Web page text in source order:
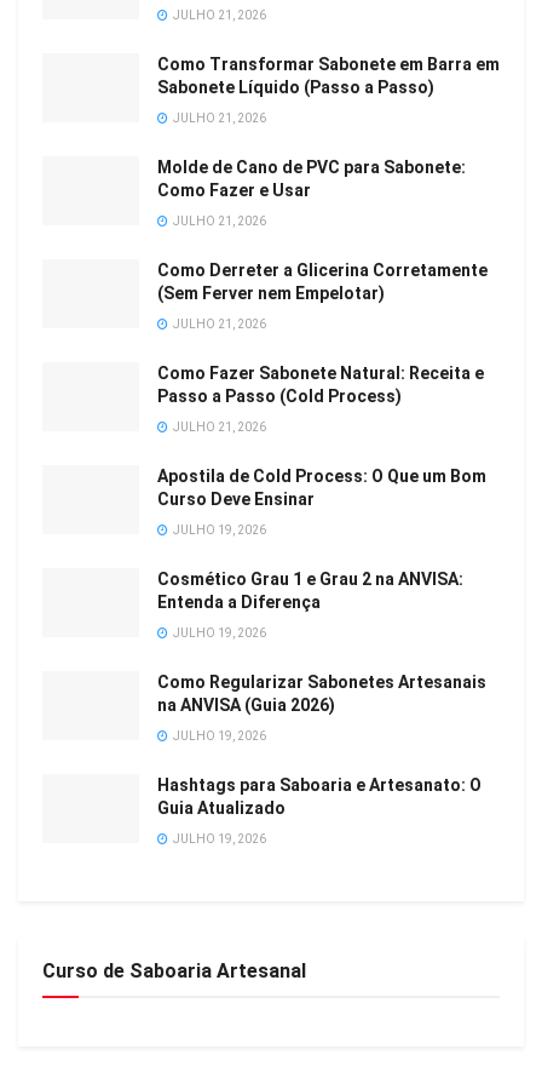
JULHO 21, 2026
Como Transformar Sabonete em Barra em
Sabonete Líquido (Passo a Passo)
JULHO 21, 2026
Molde de Cano de PVC para Sabonete:
Como Fazer e Usar
JULHO 21, 2026
Como Derreter a Glicerina Corretamente
(Sem Ferver nem Empelotar)
JULHO 21, 2026
Como Fazer Sabonete Natural: Receita e
Passo a Passo (Cold Process)
JULHO 21, 2026
Apostila de Cold Process: O Que um Bom
Curso Deve Ensinar
JULHO 19, 2026
Cosmético Grau 1 e Grau 2 na ANVISA:
Entenda a Diferença
JULHO 19, 2026
Como Regularizar Sabonetes Artesanais
na ANVISA (Guia 2026)
JULHO 19, 2026
Hashtags para Saboaria e Artesanato: O
Guia Atualizado
JULHO 19, 2026
Curso de Saboaria Artesanal